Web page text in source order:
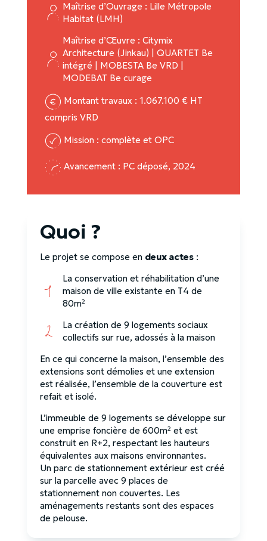
Maîtrise d’Ouvrage : Lille Métropole
Habitat (LMH)
Maîtrise d’Œuvre : Citymix
Architecture (Jinkau) | QUARTET Be
intégré | MOBESTA Be VRD |
MODEBAT Be curage
Montant travaux : 1.067.100 € HT
compris VRD
Mission : complète et OPC
Avancement : PC déposé, 2024
Quoi ?
Le projet se compose en deux actes :
La conservation et réhabilitation d’une
maison de ville existante en T4 de
80m²
La création de 9 logements sociaux
collectifs sur rue, adossés à la maison
En ce qui concerne la maison, l’ensemble des
extensions sont démolies et une extension
est réalisée, l’ensemble de la couverture est
refait et isolé.
L’immeuble de 9 logements se développe sur
une emprise foncière de 600m² et est
construit en R+2, respectant les hauteurs
équivalentes aux maisons environnantes.
Un parc de stationnement extérieur est créé
sur la parcelle avec 9 places de
stationnement non couvertes. Les
aménagements restants sont des espaces
de pelouse.